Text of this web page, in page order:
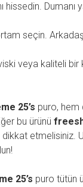
Dumanı
seçin.
veya kaliteli bir
25’s puro, hem
bu ürünü
etmelisiniz.
25’s puro tütün